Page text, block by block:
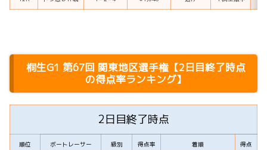
桐生G1 第67回 関東地区選手権【2日目終了時点
の得点率ランキング】
2日目終了時点
順位 ボートレーサー 級別 得点率 着順 得点